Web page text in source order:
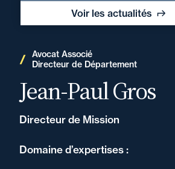
Voir les actualités
Avocat Associé
Directeur de Département
Jean-Paul Gros
Directeur de Mission
Domaine d’expertises :